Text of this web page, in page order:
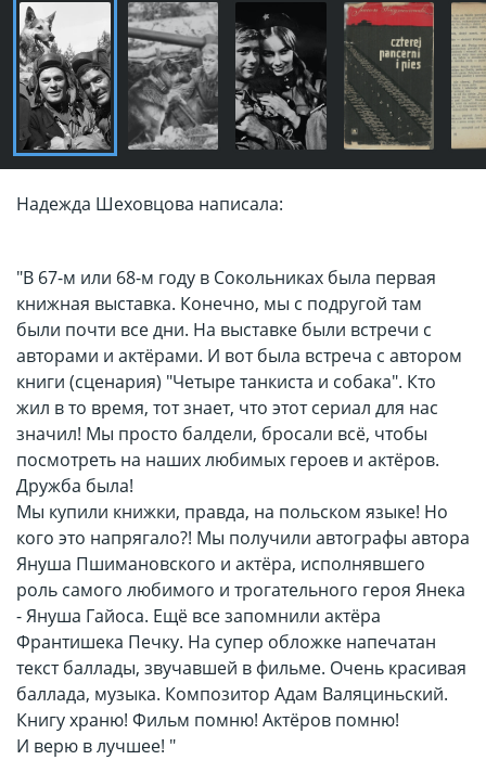
Надежда Шеховцова написала:
"В 67-м или 68-м году в Сокольниках была первая
книжная выставка. Конечно, мы с подругой там
были почти все дни. На выставке были встречи с
авторами и актёрами. И вот была встреча с автором
книги (сценария) "Четыре танкиста и собака". Кто
жил в то время, тот знает, что этот сериал для нас
значил! Мы просто балдели, бросали всё, чтобы
посмотреть на наших любимых героев и актёров.
Дружба была!
Мы купили книжки, правда, на польском языке! Но
кого это напрягало?! Мы получили автографы автора
Януша Пшимановского и актёра, исполнявшего
роль самого любимого и трогательного героя Янека
- Януша Гайоса. Ещё все запомнили актёра
Франтишека Печку. На супер обложке напечатан
текст баллады, звучавшей в фильме. Очень красивая
баллада, музыка. Композитор Адам Валяциньский.
Книгу храню! Фильм помню! Актёров помню!
И верю в лучшее! "